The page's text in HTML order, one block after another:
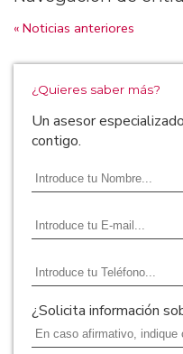
« Noticias anteriores
¿Quieres saber más?
Un asesor
contigo.
¿Solicita información